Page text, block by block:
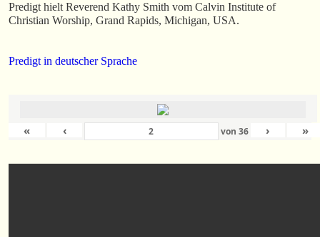
Predigt hielt Reverend Kathy Smith vom Calvin Institute of
Christian Worship, Grand Rapids, Michigan, USA.
Predigt in deutscher Sprache
« ‹ von 36 › »